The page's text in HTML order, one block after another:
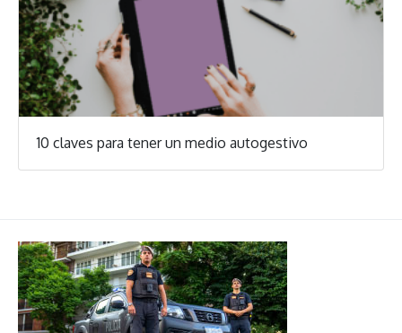
10 claves para tener un medio autogestivo